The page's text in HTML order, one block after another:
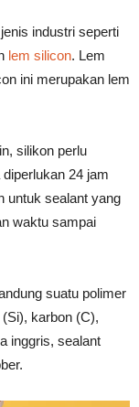
industri seperti
lem silicon. Lem
ini merupakan lem
silikon perlu
24 jam
untuk sealant yang
waktu sampai
suatu polimer
karbon (C),
inggris, sealant